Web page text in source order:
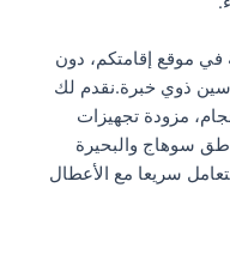
موقع إقامتكم، دون
ذوي خبرة.نقدم لك
مزودة تجهيزات
سوهاج والبحيرة
سريعا مع الأعطال